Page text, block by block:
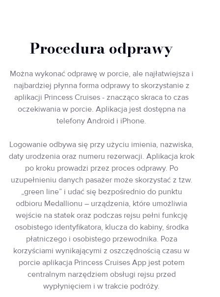
Procedura odprawy
Można wykonać odprawę w porcie, ale najłatwiejsza i
najbardziej płynna forma odprawy to skorzystanie z
aplikacji Princess Cruises - znacząco skraca to czas
oczekiwania w porcie. Aplikacja jest dostępna na
telefony Android i iPhone.
Logowanie odbywa się przy użyciu imienia, nazwiska,
daty urodzenia oraz numeru rezerwacji. Aplikacja krok
po kroku prowadzi przez proces odprawy. Po
uzupełnieniu danych pasażer może skorzystać z tzw.
„green line” i udać się bezpośrednio do punktu
odbioru Medallionu – urządzenia, które umożliwia
wejście na statek oraz podczas rejsu pełni funkcję
osobistego identyfikatora, klucza do kabiny, środka
płatniczego i osobistego przewodnika. Poza
korzyściami wynikającymi z oszczędnością czasu w
porcie aplikacja Princess Cruises App jest potem
centralnym narzędziem obsługi rejsu przed
wypłynięciem i w trakcie podróży.